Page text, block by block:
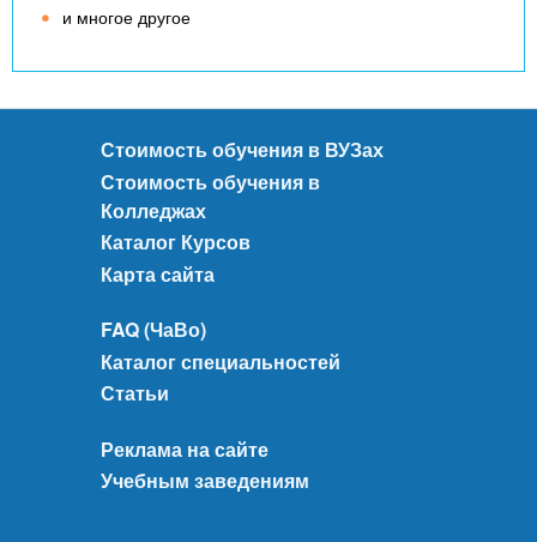
и многое другое
Стоимость обучения в ВУЗах
Стоимость обучения в
Колледжах
Каталог Курсов
Карта сайта
FAQ (ЧаВо)
Каталог специальностей
Статьи
Реклама на сайте
Учебным заведениям